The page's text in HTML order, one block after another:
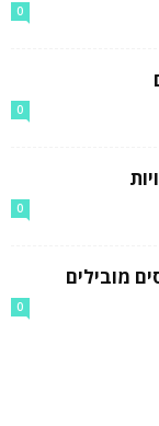
0
0
0
מובילים
0